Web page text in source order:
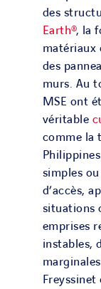
des
Earth®, la
matériaux
des
murs. Au
MSE ont
véritable
comme la
simples
d’accès,
situations
emprises
instables,